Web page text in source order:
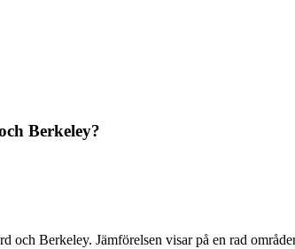
Berkeley?
Berkeley. Jämförelsen visar på en rad